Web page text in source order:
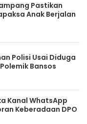
Pastikan
Anak Berjalan
Polisi Usai Diduga
Bansos
Kanal WhatsApp
Keberadaan DPO